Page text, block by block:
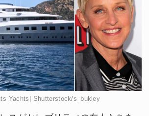
Yachts| Shutterstock/s_bukley